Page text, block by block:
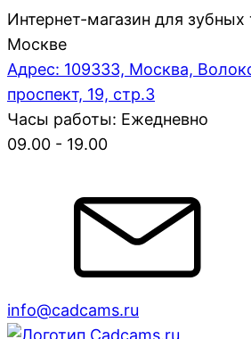
Интернет-магазин для зубных
Москве
Адрес: 109333, Москва,
проспект, 19, стр.3
Часы работы: Ежедневно
09.00 - 19.00
info@cadcams.ru